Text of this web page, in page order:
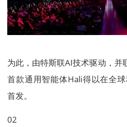
为此，由特斯联AI技术驱动，
首款通用智能体Hali得以在全
首发。
02